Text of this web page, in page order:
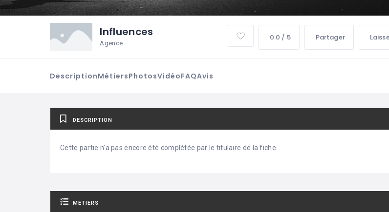
Influences
Agence
0.0 / 5 Partager
DescriptionMétiersPhotosVidéoFAQAvis
DESCRIPTION
Cette partie n’a pas encore été complétée par le titulaire de la fiche.
MÉTIERS